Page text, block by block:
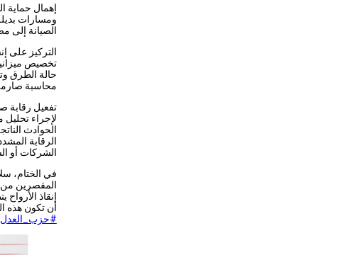
إهمال حماية
ومسارات
الصيانة إلى
التركيز على
تخصيص
حالة الطرق
محاسبة
تفعيل رقابة
لإجراء
الحوادث
الرقابة
الشركات أو
في الختام،
المقصرين من
إنقاذ
أن تكون هذه
#حزب_العدل